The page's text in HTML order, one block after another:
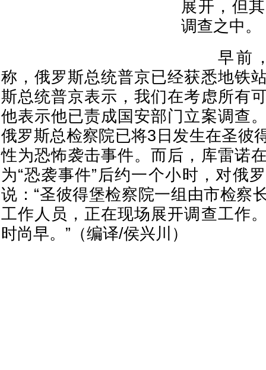
展开，但
调查之中。
早前，
称，俄罗斯总统普京已经获悉地铁
斯总统普京表示，我们在考虑所有
他表示他已责成国安部门立案调查
俄罗斯总检察院已将3日发生在圣彼
性为恐怖袭击事件。而后，库雷诺
为“恐袭事件”后约一个小时，对俄
说：“圣彼得堡检察院一组由市检察
工作人员，正在现场展开调查工作
时尚早。”（编译/侯兴川）